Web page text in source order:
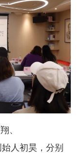
、
人初昊，分别